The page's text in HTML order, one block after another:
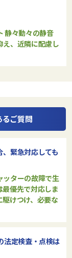
静々動々の静音
え、近隣に配慮し
ご質問
緊急対応しても
ッターの故障で生
優先で対応しま
けつけ、必要な
法定検査・点検は